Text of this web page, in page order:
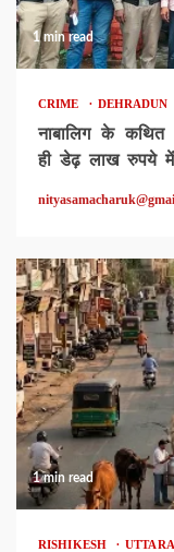
1 min read
CRIME DEHRADUN
नाबालिग के
ही डेढ़ लाख रुपये में
1 min read
RISHIKESH